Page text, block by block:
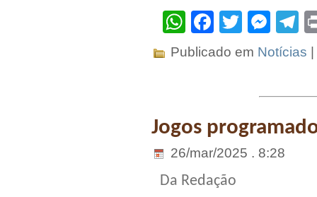
WhatsApp
Facebook
Twitter
Publicado em Notícias |
Jogos
26/mar/2025 . 8:28
Da Redação